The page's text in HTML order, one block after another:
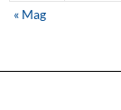
« Mag